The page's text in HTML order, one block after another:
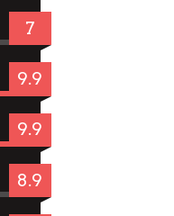
7
9.9
9.9
8.9